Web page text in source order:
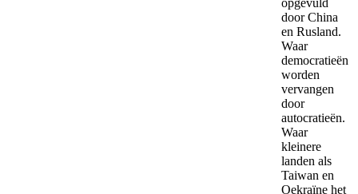
door China
en Rusland.
Waar
democratieën
worden
vervangen
door
autocratieën.
Waar
kleinere
landen als
Taiwan en
Oekraïne het